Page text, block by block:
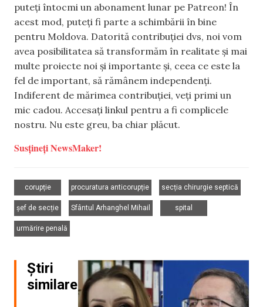
puteți întocmi un abonament lunar pe Patreon! În
acest mod, puteți fi parte a schimbării în bine
pentru Moldova. Datorită contribuției dvs, noi vom
avea posibilitatea să transformăm în realitate și mai
multe proiecte noi și importante și, ceea ce este la
fel de important, să rămânem independenți.
Indiferent de mărimea contribuției, veți primi un
mic cadou. Accesați linkul pentru a fi complicele
nostru. Nu este greu, ba chiar plăcut.
Susțineți NewsMaker!
corupție
procuratura anticorupție
secția chirurgie septică
șef de secție
Sfântul Arhanghel Mihail
spital
urmărire penală
Știri
similare